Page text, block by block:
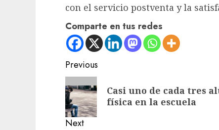
con el servicio postventa y la
Comparte en tus redes
Post
navigation
Previous
Previous
post:
Casi uno de cada tres
física en la escuela
Next